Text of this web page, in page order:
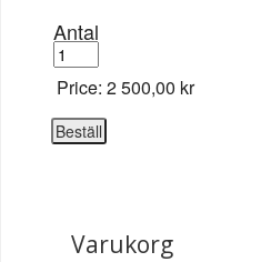
Antal
Price: 2 500,00 kr
Varukorg